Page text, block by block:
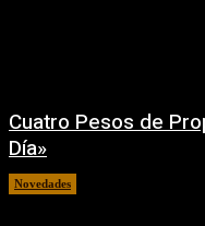
Cuatro Pesos de
Día»
Novedades